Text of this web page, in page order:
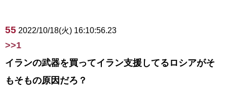
55 2022/10/18(火) 16:10:56.23
>>1
イランの武器を買ってイラン支援してるロシアがそ
もそもの原因だろ？